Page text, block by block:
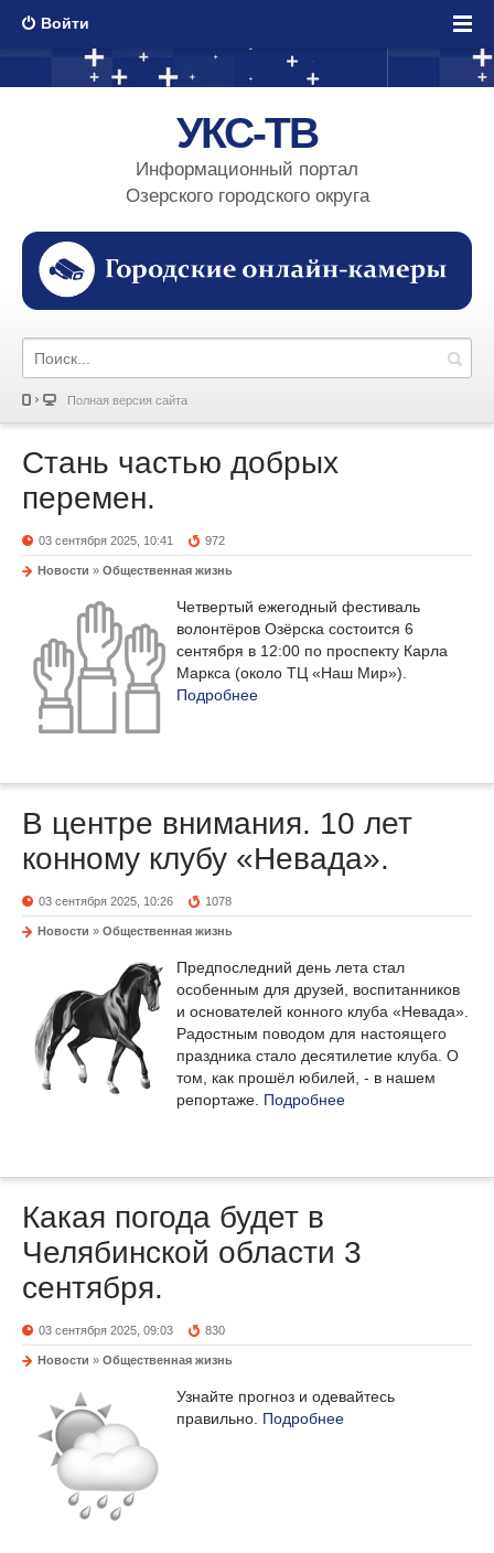
Войти
УКС-ТВ
Информационный портал
Озерского городского округа
Полная версия сайта
Стань частью добрых
перемен.
03 сентября 2025, 10:41 972
Новости » Общественная жизнь
Четвертый ежегодный фестиваль
волонтёров Озёрска состоится 6
сентября в 12:00 по проспекту Карла
Маркса (около ТЦ «Наш Мир»).
Подробнее
В центре внимания. 10 лет
конному клубу «Невада».
03 сентября 2025, 10:26 1078
Новости » Общественная жизнь
Предпоследний день лета стал
особенным для друзей, воспитанников
и основателей конного клуба «Невада».
Радостным поводом для настоящего
праздника стало десятилетие клуба. О
том, как прошёл юбилей, - в нашем
репортаже. Подробнее
Какая погода будет в
Челябинской области 3
сентября.
03 сентября 2025, 09:03 830
Новости » Общественная жизнь
Узнайте прогноз и одевайтесь
правильно. Подробнее